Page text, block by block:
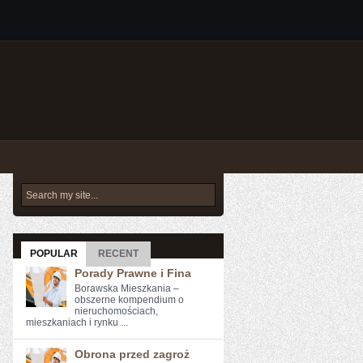
POPULAR RECENT
Porady Prawne i Fina
Borawska Mieszkania –
obszerne kompendium o
nieruchomościach,
mieszkaniach i rynku ...
Obrona przed zagroż